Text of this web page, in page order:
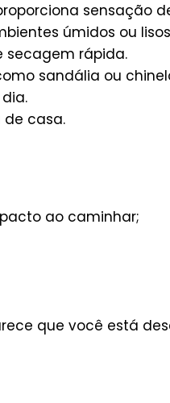
sensação
úmidos ou
secagem rápida.
sandália ou
casa.
ao caminhar;
que você está